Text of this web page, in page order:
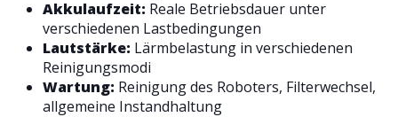
Akkulaufzeit: Reale Betriebsdauer unter
verschiedenen Lastbedingungen
Lautstärke: Lärmbelastung in verschiedenen
Reinigungsmodi
Wartung: Reinigung des Roboters, Filterwechsel,
allgemeine Instandhaltung